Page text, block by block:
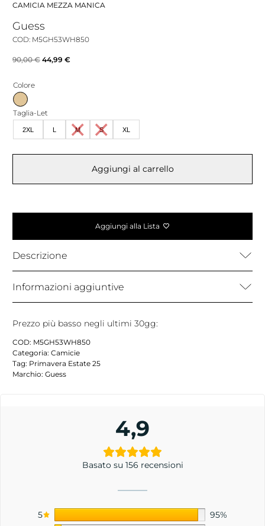
CAMICIA MEZZA MANICA
Guess
COD: M5GH53WH850
90,00€ Il
era:
90,00 €.
44,99 €Il
44,99 €.
Colore
Taglia-Let
2XL L M S XL
Aggiungi al carrello
Aggiungi alla Lista
Descrizione
Informazioni aggiuntive
Prezzo più basso negli ultimi 30gg:
COD: M5GH53WH850
Categoria: Camicie
Tag: Primavera Estate 25
Marchio: Guess
4,9
Basato su 156 recensioni
5
95%